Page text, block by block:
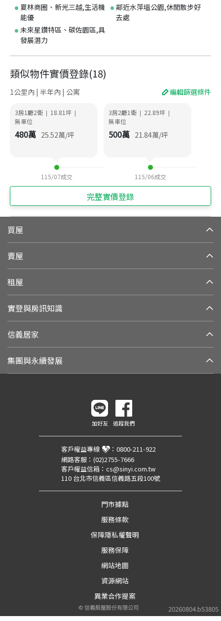
夏林商圈、新光三越,生活機
能優
鄰近水萍塭公園,休閒散步好
去處
未來星鑽特區、碳佐園區,具
發展潛力
類似物件實價登錄(18)
1公里內 | 半年內 | 公寓 編輯篩選條件
3房1廳2衛 | 18.81坪 |
無車位
480萬 25.52萬/坪
115/07成交
3房2廳1衛 | 22.89坪 |
無車位
500萬 21.84萬/坪
115/06成交
完整實價登錄
買屋
賣屋
租屋
實登與房訊知識
信義居家
集團與永續發展
20260804.b53805
加好友 追蹤我們
客戶權益專線 ： 0800-211-922
網路客服： (02)2755-7666
客戶權益信箱： cs@sinyi.com.tw
110 台北市信義區信義路五段100號
門市據點
服務條款
保障隱私權聲明
服務保障
網站地圖
資源網站
異業合作提案
©信義房屋股份有限公司